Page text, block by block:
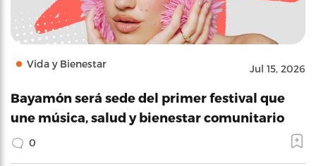
Vida y Bienestar Jul 15, 2026
Bayamón será sede del primer festival que
une música, salud y bienestar comunitario
0